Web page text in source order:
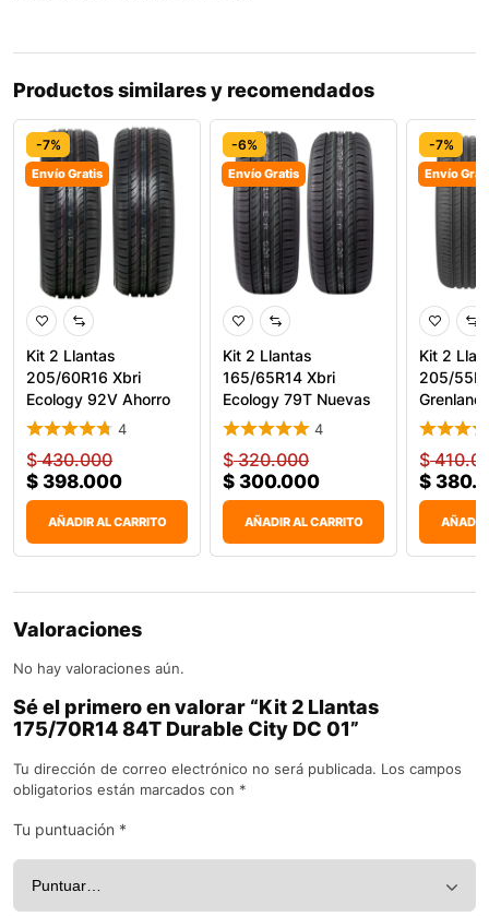
Productos similares y recomendados
-7%
Envío Gratis
Kit 2 Llantas
205/60R16 Xbri
Ecology 92V Ahorro
Combustib
4
$430.000
$ 398.000
AÑADIR AL CARRITO
-6%
Envío Gratis
Kit 2 Llantas
165/65R14 Xbri
Ecology 79T Nuevas
Para Carr
4
$320.000
$ 300.000
AÑADIR AL CARRITO
-7%
Envío
Kit 2
205/
KingPro
$
$
AÑADIR
Valoraciones
No hay valoraciones aún.
Sé el primero en valorar “Kit 2 Llantas
175/70R14 84T Durable City DC 01”
Tu dirección de correo electrónico no será publicada. Los campos
obligatorios están marcados con *
Tu puntuación *